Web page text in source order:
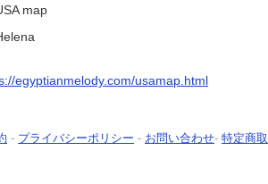
map
egyptianmelody.com/usamap.html
- プライバシーポリシー - お問い合わせ- 特定商